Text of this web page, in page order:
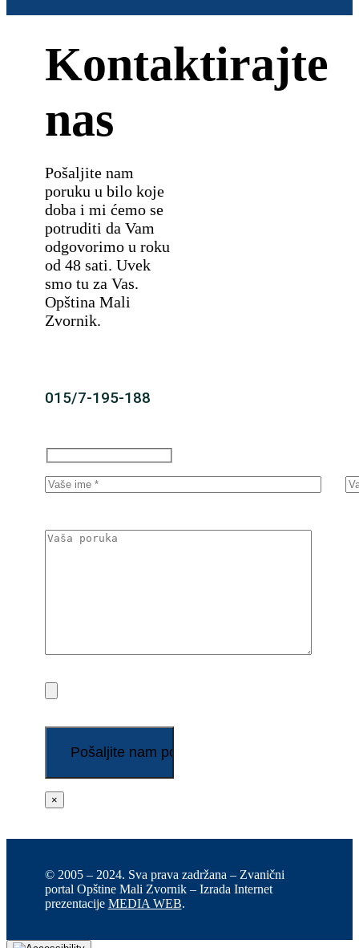
Kontaktirajte
nas
Pošaljite nam
poruku u bilo koje
doba i mi ćemo se
potruditi da Vam
odgovorimo u roku
od 48 sati. Uvek
smo tu za Vas.
Opština Mali
Zvornik.
015/7-195-188
×
© 2005 – 2024. Sva prava zadržana – Zvanični
portal Opštine Mali Zvornik – Izrada Internet
prezentacije MEDIA WEB.